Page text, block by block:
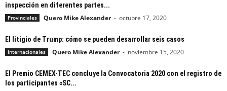
inspección en diferentes partes...
Provinciales Quero Mike Alexander - octubre 17, 2020
El litigio de Trump: cómo se pueden desarrollar seis casos
Internacionales Quero Mike Alexander - noviembre 15, 2020
El Premio CEMEX-TEC concluye la Convocatoria 2020 con el registro de
los participantes «SC...